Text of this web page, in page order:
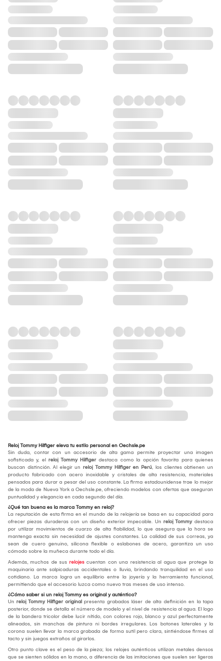
Reloj Tommy Hilfiger eleva tu estilo personal en Oechsle.pe
Sin duda, contar con un accesorio de alta gama permite proyectar una imagen
sofisticada y, el reloj Tommy Hilfiger destaca como la opción favorita para quienes
buscan distinción. Al elegir un reloj Tommy Hilfiger en Perú, los clientes obtienen un
producto fabricado con acero inoxidable y cristales de alta resistencia, materiales
pensados para durar a pesar del uso constante. La firma estadounidense trae lo mejor
de la moda de Nueva York a Oechsle.pe, ofreciendo modelos con ofertas que aseguran
puntualidad y elegancia en cada segundo del día.
¿Qué tan buena es la marca Tommy en reloj?
La reputación de esta firma en el mundo de la relojería se basa en su capacidad para
ofrecer piezas duraderas con un diseño exterior impecable. Un reloj Tommydestaca
por utilizar movimientos de cuarzo de alta fiabilidad, lo que asegura que la hora se
mantenga exacta sin necesidad de ajustes constantes. La calidad de sus correas, ya
sean de cuero genuino, silicona flexible o eslabones de acero, garantiza un uso
cómodo sobre la muñeca durante todo el día.
Además, muchos de sus relojes cuentan con una resistencia al agua que protege la
maquinaria ante salpicaduras accidentales o lluvia, brindando tranquilidad en el uso
cotidiano. La marca logra un equilibrio entre la joyería y la herramienta funcional,
permitiendo que el accesorio luzca como nuevo tras meses de uso intenso.
¿Cómo saber si un reloj Tommy es original y auténtico?
Un reloj Tommy Hilfiger original presenta grabados láser de alta definición en la tapa
posterior, donde se detalla el número de modelo y el nivel de resistencia al agua. El logo
de la bandera tricolor debe lucir nítido, con colores rojo, blanco y azul perfectamente
alineados, sin manchas de pintura ni bordes irregulares. Los botones laterales y la
corona suelen llevar la marca grabada de forma sutil pero clara, sintiéndose firmes al
tacto y sin juegos extraños al girarlos.
Otro punto clave es el peso de la pieza; los relojes auténticos utilizan metales densos
que se sienten sólidos en la mano, a diferencia de las imitaciones que suelen ser ligeras